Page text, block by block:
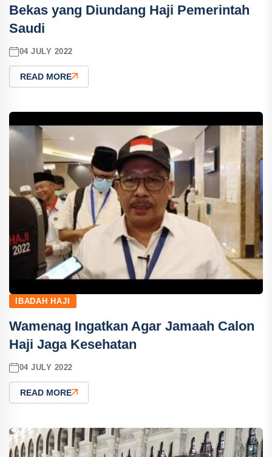
Bekas yang Diundang Haji Pemerintah
Saudi
04 JULY 2022
READ MORE
IBADAH HAJI
Wamenag Ingatkan Agar Jamaah Calon
Haji Jaga Kesehatan
04 JULY 2022
READ MORE